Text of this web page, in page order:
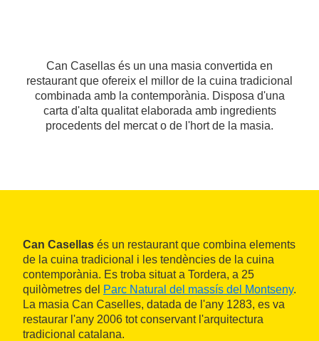
Can Casellas és un una masia convertida en
restaurant que ofereix el millor de la cuina tradicional
combinada amb la contemporània. Disposa d'una
carta d'alta qualitat elaborada amb ingredients
procedents del mercat o de l'hort de la masia.
Can Casellas és un restaurant que combina elements
de la cuina tradicional i les tendències de la cuina
contemporània. Es troba situat a Tordera, a 25
quilòmetres del Parc Natural del massís del Montseny.
La masia Can Caselles, datada de l'any 1283, es va
restaurar l'any 2006 tot conservant l'arquitectura
tradicional catalana.